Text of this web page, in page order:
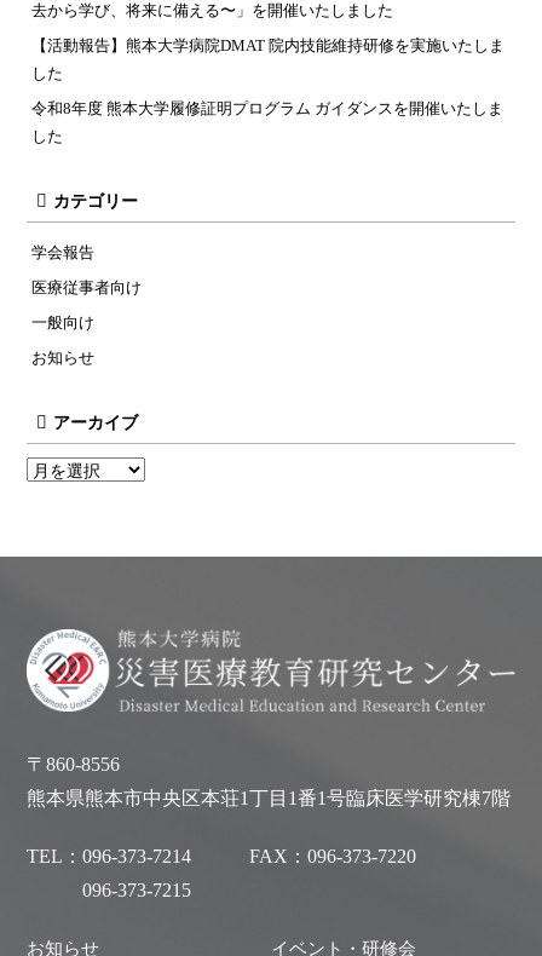
去から学び、将来に備える〜」を開催いたしました
【活動報告】熊本大学病院DMAT 院内技能維持研修を実施いたしま
した
令和8年度 熊本大学履修証明プログラム ガイダンスを開催いたしま
した
カテゴリー
学会報告
医療従事者向け
一般向け
お知らせ
アーカイブ
〒860-8556
熊本県熊本市中央区本荘1丁目1番1号臨床医学研究棟7階
TEL：096-373-7214
096-373-7215
FAX：096-373-7220
お知らせ イベント・研修会